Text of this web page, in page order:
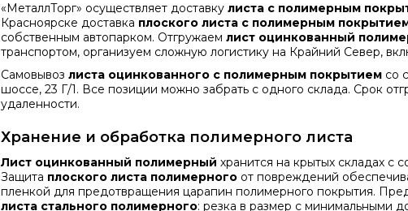
«МеталлТорг» осуществляет доставку листа с полимерным
Красноярске доставка плоского листа с полимерным
собственным автопарком. Отгружаем лист оцинкованный
транспортом, организуем сложную логистику на Крайний Север,
Самовывоз листа оцинкованного с полимерным покрытиемсо
шоссе, 23 Г/1. Все позиции можно забрать с одного склада. Срок
удаленности.
Хранение и обработка полимерного листа
Лист оцинкованный полимерный хранится на крытых складах с
Защита плоского листа полимерногоот повреждений
пленкой для предотвращения царапин полимерного покрытия.
листа стального полимерного: резка в размер с минимальными